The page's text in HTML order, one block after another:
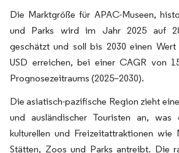
Die Marktgröße für APAC-Museen,
und Parks wird im Jahr 2025 auf
geschätzt und soll bis 2030 einen
USD erreichen, bei einer CAGR von
Prognosezeitraums (2025–2030).
Die asiatisch-pazifische Region zieht
und ausländischer Touristen an, was
kulturellen und Freizeitattraktionen wie
Stätten, Zoos und Parks antreibt. Die